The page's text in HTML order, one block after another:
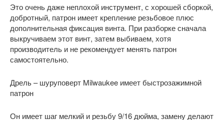
Это очень даже неплохой инструмент, с хорошей сборкой,
добротный, патрон имеет крепление резьбовое плюс
дополнительная фиксация винта. При разборке сначала
выкручиваем этот винт, затем выбиваем, хотя
производитель и не рекомендует менять патрон
самостоятельно.
Дрель – шуруповерт Milwaukee имеет быстрозажимной
патрон
Он имеет шаг мелкий и резьбу 9/16 дюйма, замену делают